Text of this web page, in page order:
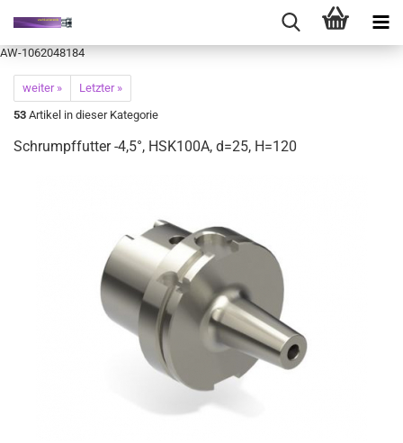
AW-1062048184
weiter »
Letzter »
53 Artikel in dieser Kategorie
Schrumpffutter -4,5°, HSK100A, d=25, H=120